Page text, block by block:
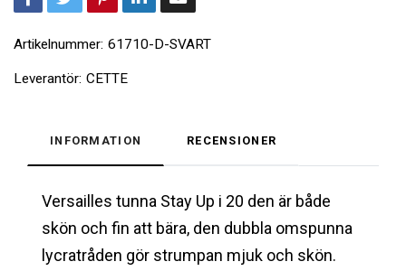
Artikelnummer: 61710-D-SVART
Leverantör: CETTE
INFORMATION RECENSIONER
Versailles tunna Stay Up i 20 den är både
skön och fin att bära, den dubbla omspunna
lycratråden gör strumpan mjuk och skön.